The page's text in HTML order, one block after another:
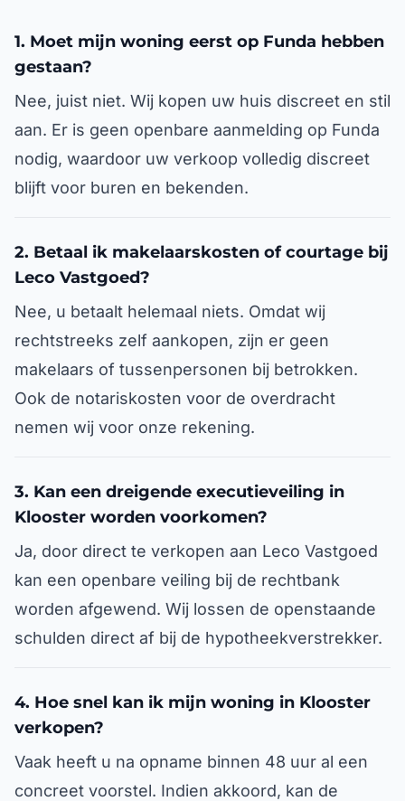
1. Moet mijn woning eerst op Funda hebben
gestaan?
Nee, juist niet. Wij kopen uw huis discreet en stil
aan. Er is geen openbare aanmelding op Funda
nodig, waardoor uw verkoop volledig discreet
blijft voor buren en bekenden.
2. Betaal ik makelaarskosten of courtage bij
Leco Vastgoed?
Nee, u betaalt helemaal niets. Omdat wij
rechtstreeks zelf aankopen, zijn er geen
makelaars of tussenpersonen bij betrokken.
Ook de notariskosten voor de overdracht
nemen wij voor onze rekening.
3. Kan een dreigende executieveiling in
Klooster worden voorkomen?
Ja, door direct te verkopen aan Leco Vastgoed
kan een openbare veiling bij de rechtbank
worden afgewend. Wij lossen de openstaande
schulden direct af bij de hypotheekverstrekker.
4. Hoe snel kan ik mijn woning in Klooster
verkopen?
Vaak heeft u na opname binnen 48 uur al een
concreet voorstel. Indien akkoord, kan de